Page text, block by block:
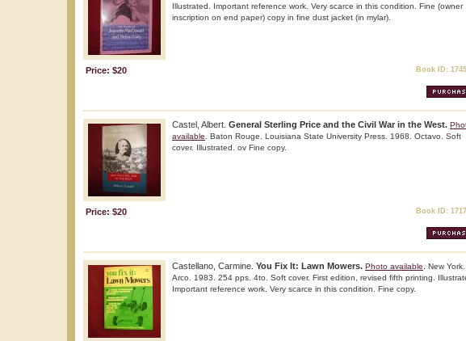
Illustrated. Important reference work. Very scarce in this condition. Fine (owner
inscription on end paper) copy in fine dust jacket (in mylar).
Price: $20 Book ID:
Castel, Albert. General Sterling Price and the Civil War in the West.
available . Baton Rouge. Louisiana State University Press. 1968. Octavo. Soft
cover. Illustrated. ov Fine copy.
Price: $20 Book ID:
Castellano, Carmine. You Fix It: Lawn Mowers. Photo available . New York.
Arco. 1983. 254 pps. 4to. Soft cover. First edition, revised fifth printing.
Important reference work. Very scarce in this condition. Fine copy.